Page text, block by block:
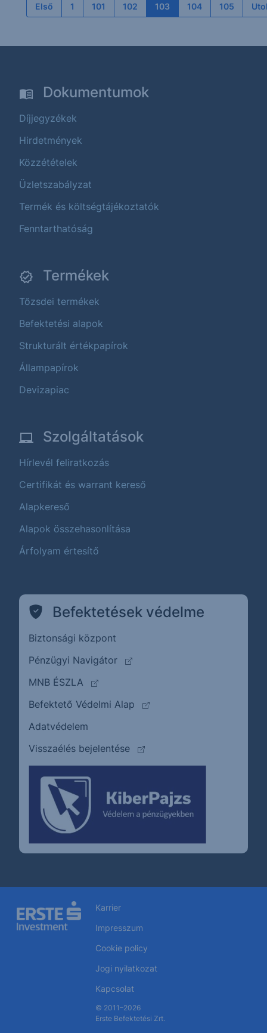
Első 1 101 102 103 104 105
Dokumentumok
Díjjegyzékek
Hirdetmények
Közzétételek
Üzletszabályzat
Termék és költségtájékoztatók
Fenntarthatóság
Termékek
Tőzsdei termékek
Befektetési alapok
Strukturált értékpapírok
Állampapírok
Devizapiac
Szolgáltatások
Hírlevél feliratkozás
Certifikát és warrant kereső
Alapkereső
Alapok összehasonlítása
Árfolyam értesítő
Befektetések védelme
Biztonsági központ
Pénzügyi Navigátor
(külső oldalra ugrik)
MNB ÉSZLA
(külső oldalra ugrik)
Befektető Védelmi Alap
(külső oldalra ugrik)
Adatvédelem
Visszaélés bejelentése
(külső oldalra ugrik)
Karrier
Impresszum
Cookie policy
Jogi nyilatkozat
Kapcsolat
© 2011–2026
Erste Befektetési Zrt.